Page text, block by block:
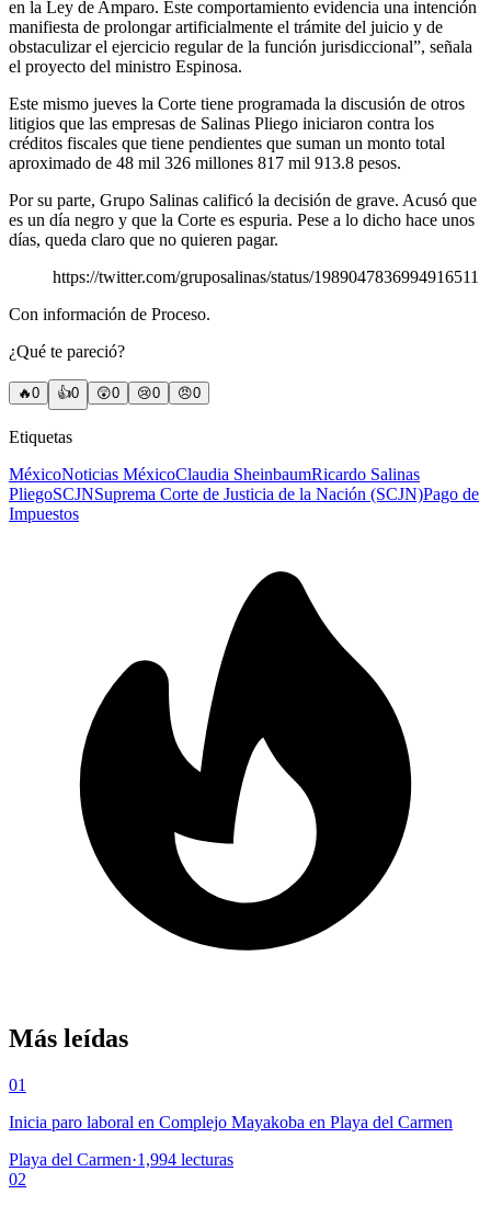
en la Ley de Amparo. Este comportamiento evidencia una intención
manifiesta de prolongar artificialmente el trámite del juicio y de
obstaculizar el ejercicio regular de la función jurisdiccional”, señala
el proyecto del ministro Espinosa.
Este mismo jueves la Corte tiene programada la discusión de otros
litigios que las empresas de Salinas Pliego iniciaron contra los
créditos fiscales que tiene pendientes que suman un monto total
aproximado de 48 mil 326 millones 817 mil 913.8 pesos.
Por su parte, Grupo Salinas calificó la decisión de grave. Acusó que
es un día negro y que la Corte es espuria. Pese a lo dicho hace unos
días, queda claro que no quieren pagar.
https://twitter.com/gruposalinas/status/1989047836994916511
Con información de Proceso.
¿Qué te pareció?
🔥0 👍0 😲0 😢0 😠0
Etiquetas
MéxicoNoticias MéxicoClaudia SheinbaumRicardo Salinas
PliegoSCJNSuprema Corte de Justicia de la Nación (SCJN)Pago de
Impuestos
Más leídas
01
Inicia paro laboral en Complejo Mayakoba en Playa del Carmen
Playa del Carmen·1,994 lecturas
02